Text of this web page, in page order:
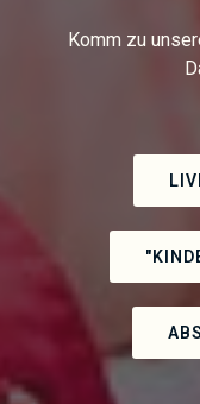
Komm zu